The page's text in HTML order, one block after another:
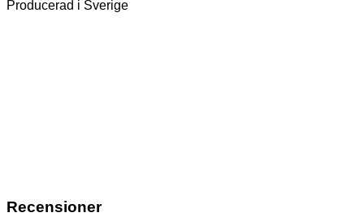
Producerad i Sverige
Recensioner